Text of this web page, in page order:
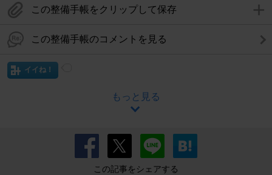
この整備手帳をクリップして保存
この整備手帳のコメントを見る
イイね！
もっと見る
この記事をシェアする